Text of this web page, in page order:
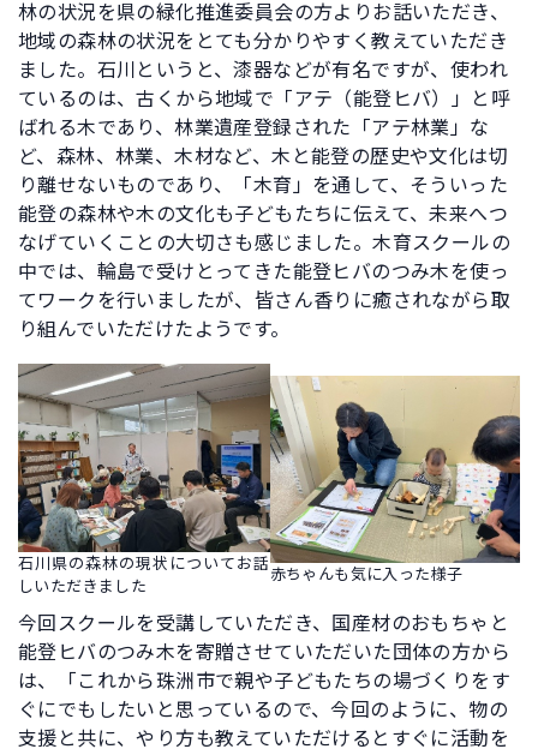
林の状況を県の緑化推進委員会の方よりお話いただき、
地域の森林の状況をとても分かりやすく教えていただき
ました。石川というと、漆器などが有名ですが、使われ
ているのは、古くから地域で「アテ（能登ヒバ）」と呼
ばれる木であり、林業遺産登録された「アテ林業」な
ど、森林、林業、木材など、木と能登の歴史や文化は切
り離せないものであり、「木育」を通して、そういった
能登の森林や木の文化も子どもたちに伝えて、未来へつ
なげていくことの大切さも感じました。木育スクールの
中では、輪島で受けとってきた能登ヒバのつみ木を使っ
てワークを行いましたが、皆さん香りに癒されながら取
り組んでいただけたようです。
石川県の森林の現状についてお話
しいただきました
赤ちゃんも気に入った様子
今回スクールを受講していただき、国産材のおもちゃと
能登ヒバのつみ木を寄贈させていただいた団体の方から
は、「これから珠洲市で親や子どもたちの場づくりをす
ぐにでもしたいと思っているので、今回のように、物の
支援と共に、やり方も教えていただけるとすぐに活動を